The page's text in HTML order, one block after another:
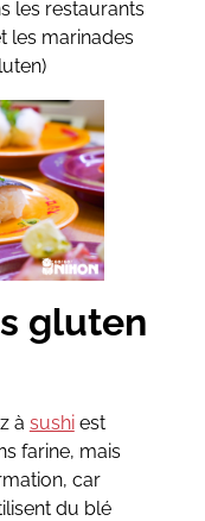
les restaurants
les marinades
gluten
à sushiest
farine, mais
car
du blé